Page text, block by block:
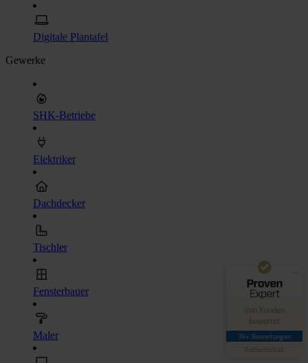
Digitale Plantafel
Gewerke
SHK-Betriebe
Elektriker
Dachdecker
Tischler
Fensterbauer
Maler
Von Kunden
bewertet
3k+ Bewertungen
Authentizität
62
Bewertungen auf
ProvenExpert.com
Blick aufs ProvenExpert-Profil werfen